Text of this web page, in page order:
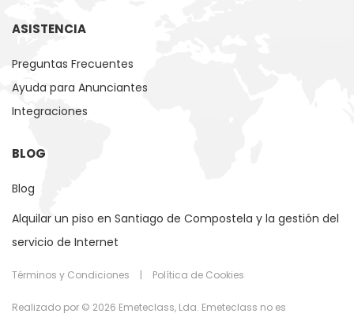
ASISTENCIA
Preguntas Frecuentes
Ayuda para Anunciantes
Integraciones
BLOG
Blog
Alquilar un piso en Santiago de Compostela y la gestión del
servicio de Internet
Términos y Condiciones | Política de Cookies
Realizado por © 2026 Emeteclass, Lda. Emeteclass no es